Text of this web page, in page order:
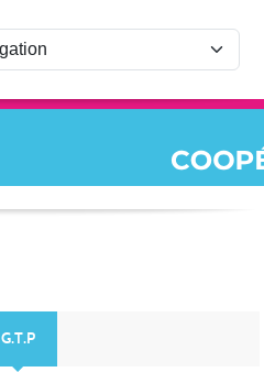
G.T.P